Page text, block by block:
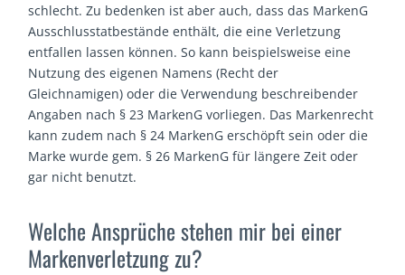
schlecht. Zu bedenken ist aber auch, dass das MarkenG
Ausschlusstatbestände enthält, die eine Verletzung
entfallen lassen können. So kann beispielsweise eine
Nutzung des eigenen Namens (Recht der
Gleichnamigen) oder die Verwendung beschreibender
Angaben nach § 23 MarkenG vorliegen. Das Markenrecht
kann zudem nach § 24 MarkenG erschöpft sein oder die
Marke wurde gem. § 26 MarkenG für längere Zeit oder
gar nicht benutzt.
Welche Ansprüche stehen mir bei einer
Markenverletzung zu?